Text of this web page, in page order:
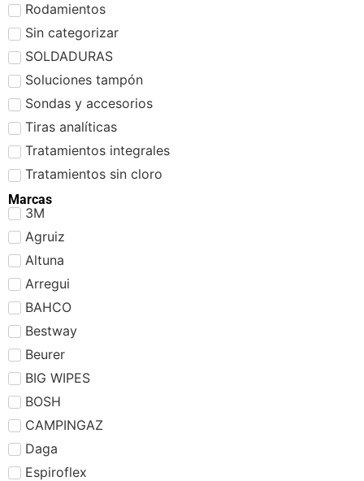
Rodamientos
Sin categorizar
SOLDADURAS
Soluciones tampón
Sondas y accesorios
Tiras analíticas
Tratamientos integrales
Tratamientos sin cloro
Marcas
3M
Agruiz
Altuna
Arregui
BAHCO
Bestway
Beurer
BIG WIPES
BOSH
CAMPINGAZ
Daga
Espiroflex